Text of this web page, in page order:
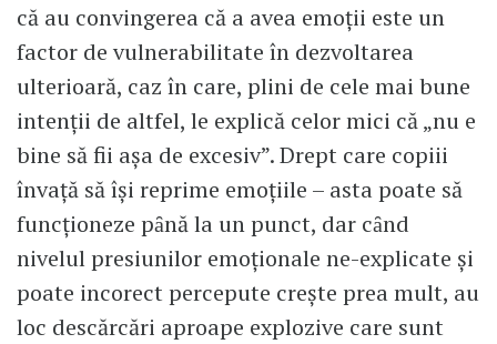
că au convingerea că a avea emoţii este un
factor de vulnerabilitate în dezvoltarea
ulterioară, caz în care, plini de cele mai bune
intenţii de altfel, le explică celor mici că „nu e
bine să fii aşa de excesiv”. Drept care copiii
învaţă să îşi reprime emoţiile – asta poate să
funcţioneze pȃnă la un punct, dar cȃnd
nivelul presiunilor emoţionale ne-explicate şi
poate incorect percepute creşte prea mult, au
loc descărcări aproape explozive care sunt